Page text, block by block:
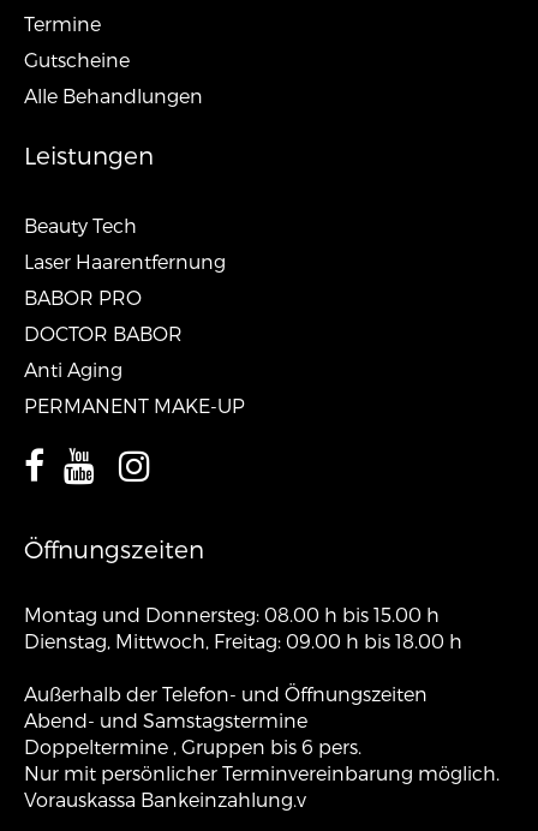
Termine
Gutscheine
Alle Behandlungen
Leistungen
Beauty Tech
Laser Haarentfernung
BABOR PRO
DOCTOR BABOR
Anti Aging
PERMANENT MAKE-UP
Öffnungszeiten
Montag und Donnersteg: 08.00 h bis 15.00 h
Dienstag, Mittwoch, Freitag: 09.00 h bis 18.00 h
Außerhalb der Telefon- und Öffnungszeiten
Abend- und Samstagstermine
Doppeltermine , Gruppen bis 6 pers.
Nur mit persönlicher Terminvereinbarung möglich.
Vorauskassa Bankeinzahlung.v